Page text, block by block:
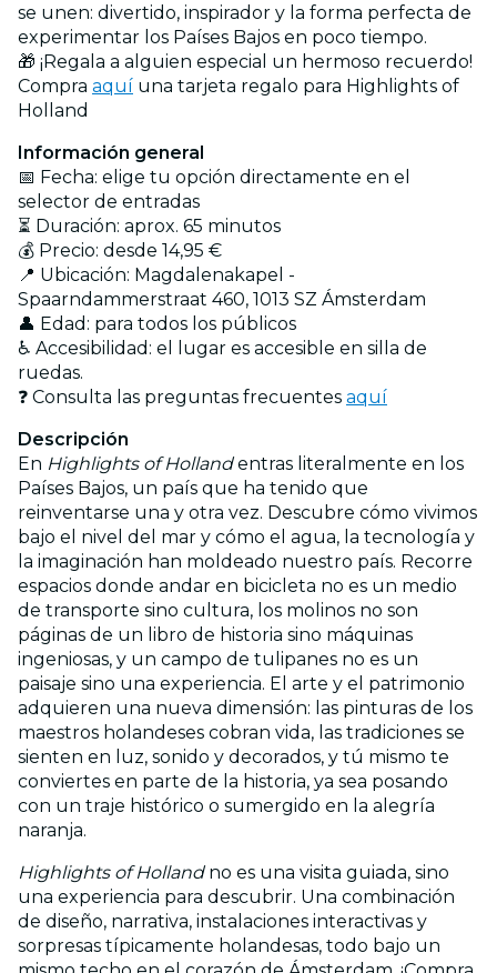
se unen: divertido, inspirador y la forma perfecta de
experimentar los Países Bajos en poco tiempo.
🎁 ¡Regala a alguien especial un hermoso recuerdo!
Compra aquí una tarjeta regalo para Highlights of
Holland
Información general
📅 Fecha: elige tu opción directamente en el
selector de entradas
⏳ Duración: aprox. 65 minutos
💰 Precio: desde 14,95 €
📍 Ubicación: Magdalenakapel -
Spaarndammerstraat 460, 1013 SZ Ámsterdam
👤 Edad: para todos los públicos
♿ Accesibilidad: el lugar es accesible en silla de
ruedas.
❓ Consulta las preguntas frecuentes aquí
Descripción
En Highlights of Hollandentras literalmente en los
Países Bajos, un país que ha tenido que
reinventarse una y otra vez. Descubre cómo vivimos
bajo el nivel del mar y cómo el agua, la tecnología y
la imaginación han moldeado nuestro país. Recorre
espacios donde andar en bicicleta no es un medio
de transporte sino cultura, los molinos no son
páginas de un libro de historia sino máquinas
ingeniosas, y un campo de tulipanes no es un
paisaje sino una experiencia. El arte y el patrimonio
adquieren una nueva dimensión: las pinturas de los
maestros holandeses cobran vida, las tradiciones se
sienten en luz, sonido y decorados, y tú mismo te
conviertes en parte de la historia, ya sea posando
con un traje histórico o sumergido en la alegría
naranja.
Highlights of Hollandno es una visita guiada, sino
una experiencia para descubrir. Una combinación
de diseño, narrativa, instalaciones interactivas y
sorpresas típicamente holandesas, todo bajo un